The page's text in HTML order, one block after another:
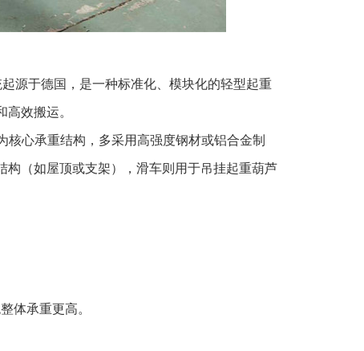
源于德国，是一种标准化、模块化的轻型起重
效搬运。
心承重结构，多采用高强度钢材或铝合金制
（如屋顶或支架），滑车则用于吊挂起重葫芦
体承重更高。